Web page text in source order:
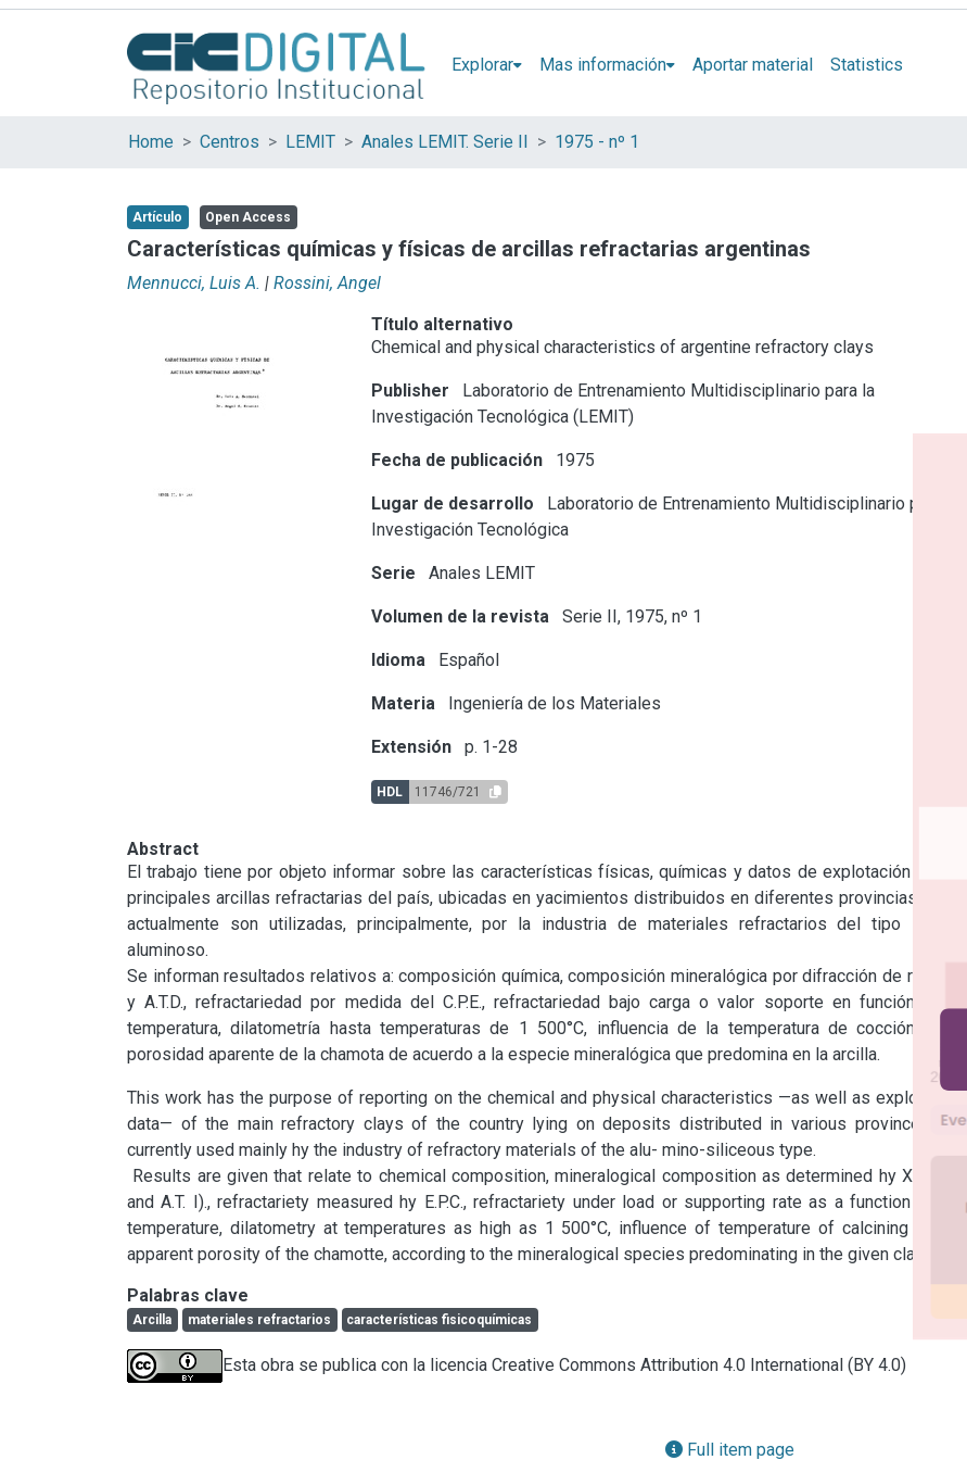
Explorar Mas información Aportar material Statistics
Home Centros LEMIT Anales LEMIT. Serie II 1975 - nº 1
Artículo Open Access
Características químicas y físicas de arcillas refractarias argentinas
Mennucci, Luis A. | Rossini, Angel
Título alternativo
Chemical and physical characteristics of argentine refractory clays
Publisher
Laboratorio de Entrenamiento Multidisciplinario para la
Investigación Tecnológica (LEMIT)
Fecha de publicación 1975
Lugar de desarrollo
Laboratorio de Entrenamiento Multidisciplinario para la
Investigación Tecnológica
Serie Anales LEMIT
Volumen de la revista Serie II, 1975, nº 1
Idioma Español
Materia Ingeniería de los Materiales
Extensión p. 1-28
HDL 11746/721
Abstract
El trabajo tiene por objeto informar sobre las características físicas, químicas y datos de explotación de las
principales arcillas refractarias del país, ubicadas en yacimientos distribuidos en diferentes provincias y que
actualmente son utilizadas, principalmente, por la industria de materiales refractarios del tipo sí1ico-
aluminoso.
Se informan resultados relativos a: composición química, composición mineralógica por difracción de rayos X
y A.T.D., refractariedad por medida del C.P.E., refractariedad bajo carga o valor soporte en función de la
temperatura, dilatometría hasta temperaturas de 1 500°C, influencia de la temperatura de cocción en la
porosidad aparente de la chamota de acuerdo a la especie mineralógica que predomina en la arcilla.
This work has the purpose of reporting on the chemical and physical characteristics —as well as exploitation
data— of the main refractory clays of the country lying on deposits distributed in various provinces and
currently used mainly hy the industry of refractory materials of the alu- mino-siliceous type.
and A.T. I)., refractariety measured hy E.P.C., refractariety under load or supporting rate as a function of the
temperature, dilatometry at temperatures as high as 1 500°C, influence of temperature of calcining on the
apparent porosity of the chamotte, according to the mineralogical species predominating in the given clay.
Palabras clave
Arcilla materiales refractarios características fisicoquímicas
Esta obra se publica con la licencia Creative Commons Attribution 4.0 International (BY 4.0)
Full item page